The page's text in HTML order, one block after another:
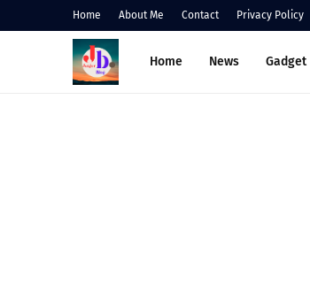
Home About Me Contact Privacy Policy
Home News Gadget